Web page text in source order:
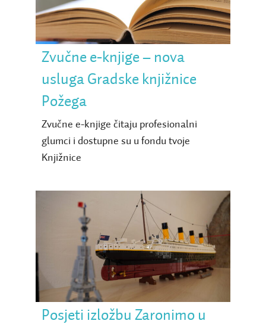
Požega
Zvučne e-knjige – nova
usluga Gradske knjižnice
Požega
Zvučne e-knjige čitaju profesionalni
glumci i dostupne su u fondu tvoje
Knjižnice
Posjeti izložbu Zaronimo u
Lego-svijet
Posjeti izložbu Zaronimo u